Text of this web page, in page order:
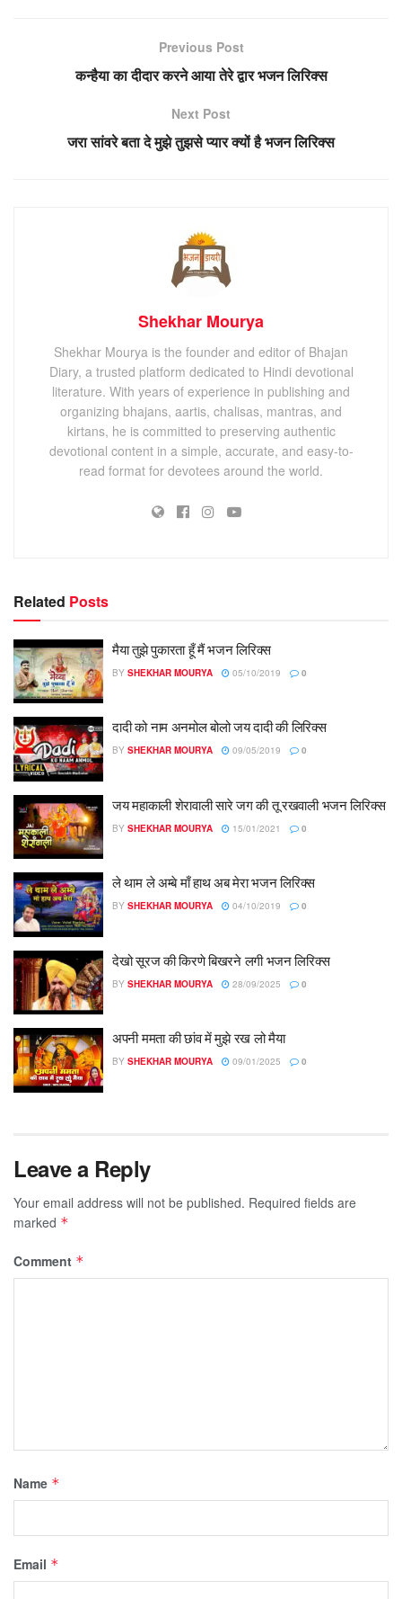
Previous Post
कन्हैया का दीदार करने आया तेरे द्वार भजन लिरिक्स
Next Post
जरा सांवरे बता दे मुझे तुझसे प्यार क्यों है भजन लिरिक्स
Shekhar Mourya
Shekhar Mourya is the founder and editor of Bhajan
Diary, a trusted platform dedicated to Hindi devotional
literature. With years of experience in publishing and
organizing bhajans, aartis, chalisas, mantras, and
kirtans, he is committed to preserving authentic
devotional content in a simple, accurate, and easy-to-
read format for devotees around the world.
Related Posts
मैया तुझे पुकारता हूँ मैं भजन लिरिक्स
BY SHEKHAR MOURYA 05/10/2019 0
दादी को नाम अनमोल बोलो जय दादी की लिरिक्स
BY SHEKHAR MOURYA 09/05/2019 0
जय महाकाली शेरावाली सारे जग की तू रखवाली भजन लिरिक्स
BY SHEKHAR MOURYA 15/01/2021 0
ले थाम ले अम्बे माँ हाथ अब मेरा भजन लिरिक्स
BY SHEKHAR MOURYA 04/10/2019 0
देखो सूरज की किरणे बिखरने लगी भजन लिरिक्स
BY SHEKHAR MOURYA 28/09/2025 0
अपनी ममता की छांव में मुझे रख लो मैया
BY SHEKHAR MOURYA 09/01/2025 0
Leave a Reply
Your email address will not be published. Required fields are
marked *
Comment *
Name *
Email *